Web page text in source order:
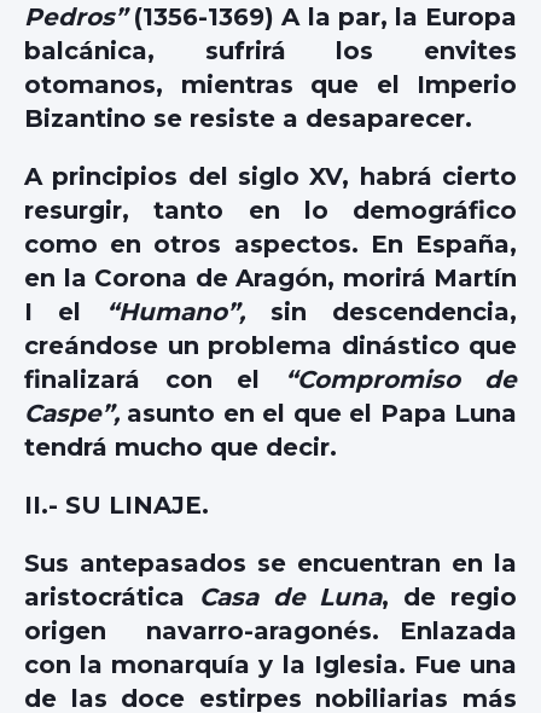
Pedros”(1356-1369) A la par, la Europa
balcánica, sufrirá los envites
otomanos, mientras que el Imperio
Bizantino se resiste a desaparecer.
A principios del siglo XV, habrá cierto
resurgir, tanto en lo demográfico
como en otros aspectos. En España,
en la Corona de Aragón, morirá Martín
I el
“Humano”, sin descendencia,
creándose un problema dinástico que
finalizará con el
“Compromiso de
Caspe”, asunto en el que el Papa Luna
tendrá mucho que decir.
II.- SU LINAJE.
Sus antepasados se encuentran en la
aristocrática Casa de Luna, de regio
origen navarro-aragonés. Enlazada
con la monarquía y la Iglesia. Fue una
de las doce estirpes nobiliarias más